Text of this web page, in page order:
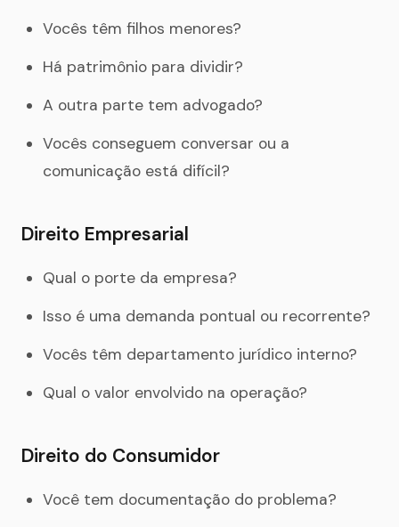
Vocês têm filhos menores?
Há patrimônio para dividir?
A outra parte tem advogado?
Vocês conseguem conversar ou a
comunicação está difícil?
Direito Empresarial
Qual o porte da empresa?
Isso é uma demanda pontual ou recorrente?
Vocês têm departamento jurídico interno?
Qual o valor envolvido na operação?
Direito do Consumidor
Você tem documentação do problema?